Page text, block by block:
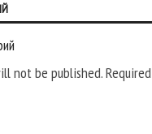
not be published.